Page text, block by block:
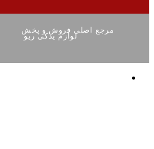
مرجع اصلی فروش و پخش
لوازم یدکی ریو